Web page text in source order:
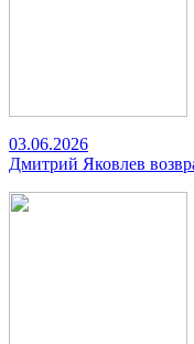
03.06.2026
Дмитрий Яковлев